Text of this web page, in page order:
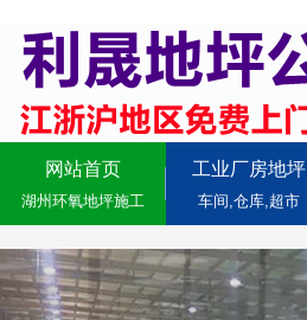
网站首页
湖州环氧地坪施工
工业厂房地坪
车间,仓库,超市